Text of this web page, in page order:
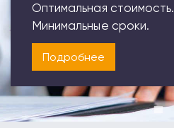
Оптимальная стоимость.
Минимальные сроки.
Подробнее